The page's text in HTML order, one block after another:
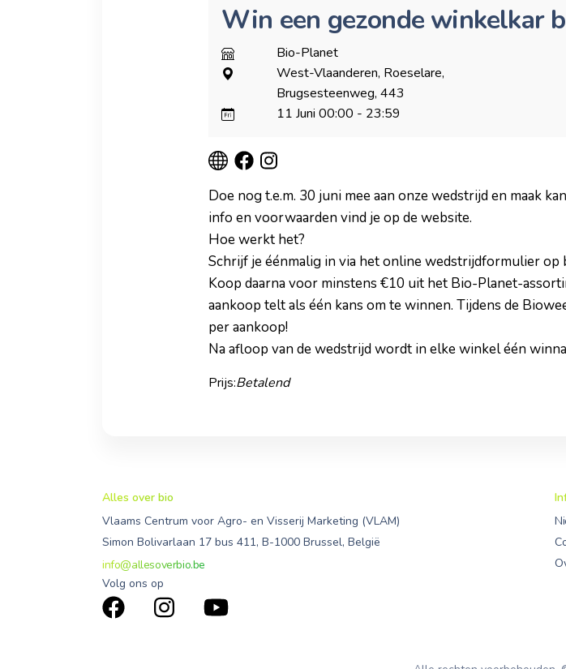
Win een gezonde winkelkar
Bio-Planet
West-Vlaanderen, Roeselare,
Brugsesteenweg, 443
11 Juni 00:00 - 23:59
Doe nog t.e.m. 30 juni mee aan onze wedstrijd en maak
info en voorwaarden vind je op de website.
Hoe werkt het?
Schrijf je éénmalig in via het online wedstrijdformulier
Koop daarna voor minstens €10 uit het Bio-Planet-
aankoop telt als één kans om te winnen. Tijdens de
per aankoop!
Na afloop van de wedstrijd wordt in elke winkel één
Prijs:Betalend
Alles over bio
Vlaams Centrum voor Agro- en Visserij Marketing (VLAM)
Simon Bolivarlaan 17 bus 411, B-1000 Brussel, België
info@allesoverbio.be
Volg ons op